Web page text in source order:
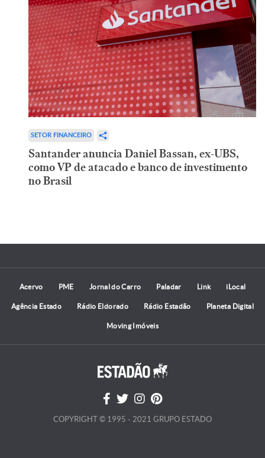
SETOR FINANCEIRO
Santander anuncia Daniel Bassan, ex-UBS,
como VP de atacado e banco de investimento
no Brasil
Acervo PME Jornal do Carro Paladar Link iLocal
Agência Estado Rádio Eldorado Rádio Estadão Planeta Digital
Moving Imóveis
COPYRIGHT © 1995 - 2021 GRUPO ESTADO